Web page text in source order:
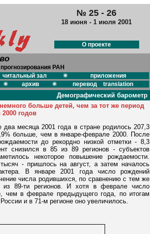
№ 25 - 26
18 июня - 1 июля 2001
О проекте
РАН
читальный зал
приложения
архив перевод translation
Демографический барометр
больше детей, чем за тот же период
2000 годов
месяца 2001 года в стране родилось 207,3
больше, чем в январе-феврале 2000. После
до рекордно низкой отметки - 8,3
снизился в 85 из 89 регионов - субъектов
некоторое повышение рождаемости.
- пришлось на август, а затем началось
В январе 2001 года число рождений
числа родившихся, по сравнению с тем же
89-ти регионов. И хотя в феврале число
чем в феврале предыдущего года, по итогам
и в 71-м регионе оно увеличилось.